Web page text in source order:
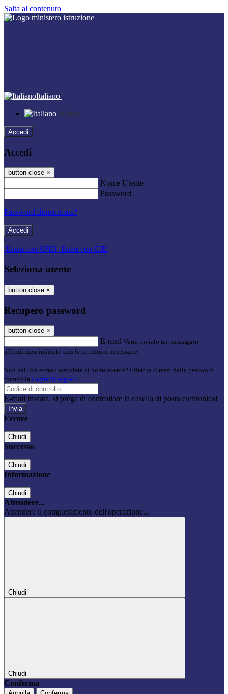
Salta al contenuto
Italiano
Italiano
Accedi
Accedi
button close ×
Nome Utente
Password
Password dimenticata?
-
Entra con SPID Entra con CIE
Seleziona utente
button close ×
Recupero password
button close ×
E-mail Verrà inviato un messaggio
all'indirizzo indicato con le istruzioni necessarie.
Non hai una e-mail associata al nome utente? Effettua il reset della password
tramite la Login Spaggiari
E-mail inviata, si prega di controllare la casella di posta elettronica!
Errore
Chiudi
Successo
Chiudi
Informazione
Chiudi
Attendere...
Attendere il completamento dell'operazione...
Chiudi
Chiudi
Conferma